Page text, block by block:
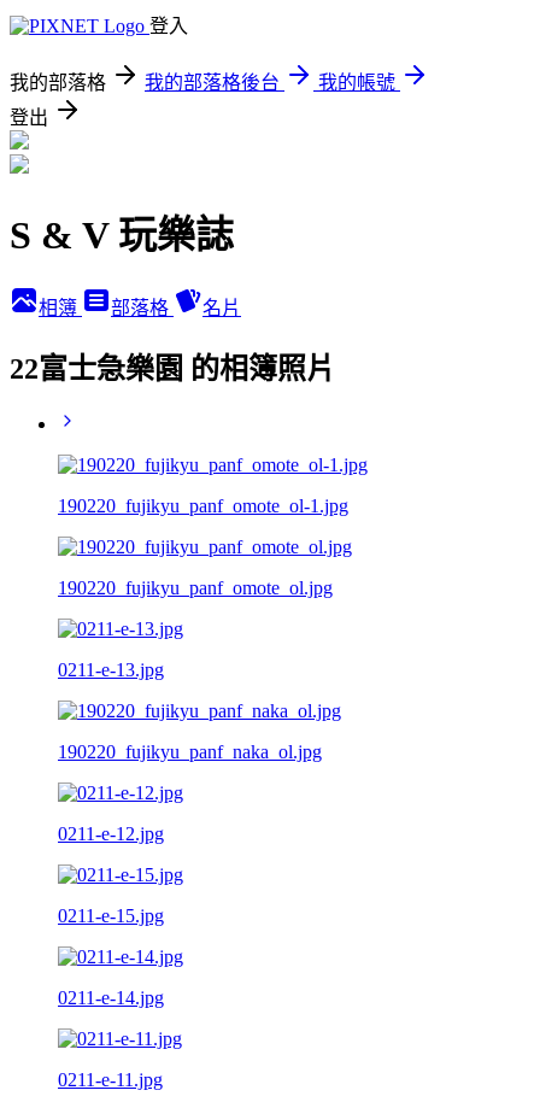
登入
我的部落格 我的部落格後台
我的帳號
登出
S & V 玩樂誌
相簿 部落格 名片
22富士急樂園 的相簿照片
190220_fujikyu_panf_omote_ol-1.jpg
190220_fujikyu_panf_omote_ol.jpg
0211-e-13.jpg
190220_fujikyu_panf_naka_ol.jpg
0211-e-12.jpg
0211-e-15.jpg
0211-e-14.jpg
0211-e-11.jpg